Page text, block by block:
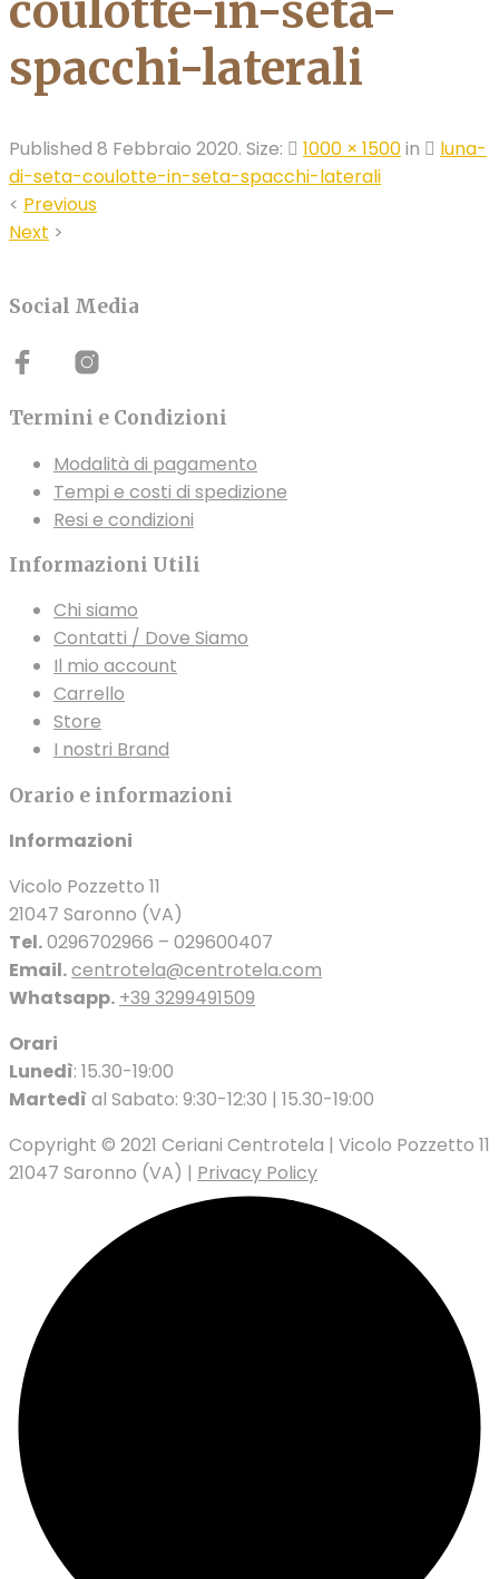
coulotte-in-seta-
spacchi-laterali
Published 8 Febbraio 2020. Size: 1000 × 1500in
luna-
di-seta-coulotte-in-seta-spacchi-laterali
< Previous
Next >
Social Media
Termini e Condizioni
Modalità di pagamento
Tempi e costi di spedizione
Resi e condizioni
Informazioni Utili
Chi siamo
Contatti / Dove Siamo
Il mio account
Carrello
Store
I nostri Brand
Orario e informazioni
Informazioni
Vicolo Pozzetto 11
21047 Saronno (VA)
Tel.0296702966 – 029600407
Email.centrotela@centrotela.com
Whatsapp. +39 3299491509
Orari
Lunedì: 15.30-19:00
Martedì al Sabato: 9:30-12:30 | 15.30-19:00
Copyright © 2021 Ceriani Centrotela | Vicolo Pozzetto 11
21047 Saronno (VA) | Privacy Policy